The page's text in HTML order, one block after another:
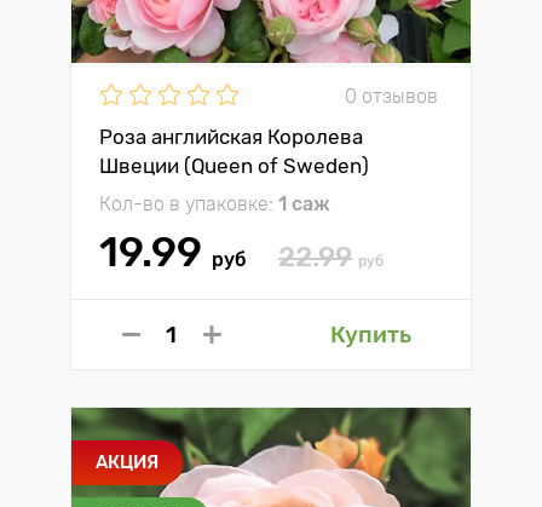
0 отзывов
Роза английская Королева
Швеции (Queen of Sweden)
Кол-во в упаковке: 1 саж
19.99 руб 22.99 руб
Купить
АКЦИЯ